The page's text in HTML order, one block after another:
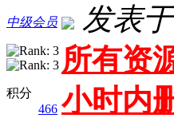
中级会员
积分
466
发表
所有资
小时内